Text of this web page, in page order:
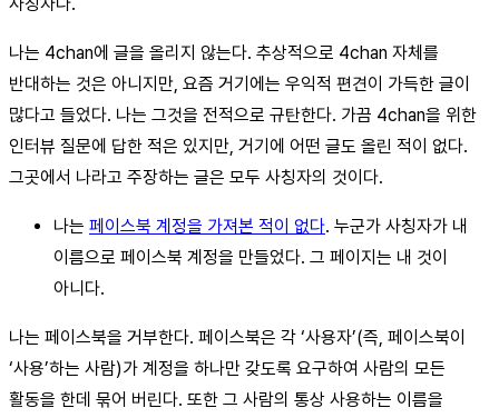
나는 4chan에 글을 올리지 않는다. 추상적으로 4chan 자체를
반대하는 것은 아니지만, 요즘 거기에는 우익적 편견이 가득한 글이
많다고 들었다. 나는 그것을 전적으로 규탄한다. 가끔 4chan을 위한
인터뷰 질문에 답한 적은 있지만, 거기에 어떤 글도 올린 적이 없다.
그곳에서 나라고 주장하는 글은 모두 사칭자의 것이다.
나는 페이스북 계정을 가져본 적이 없다. 누군가 사칭자가 내
이름으로 페이스북 계정을 만들었다. 그 페이지는 내 것이
아니다.
나는 페이스북을 거부한다. 페이스북은 각 ‘사용자’(즉, 페이스북이
‘사용’하는 사람)가 계정을 하나만 갖도록 요구하여 사람의 모든
활동을 한데 묶어 버린다. 또한 그 사람의 통상 사용하는 이름을